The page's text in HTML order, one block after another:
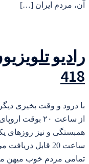
آن، مردم ایران […]
رادیو
418
با درود و وقت بخیری
از ساعت ۲۰
همبستگی و نیز روزهای
ساعت 20 قابل
تمامی مردم خوب میهن